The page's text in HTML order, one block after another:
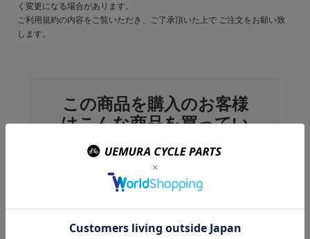
く変更になる場合があります。
ご利用規約の内容をご覧いただき、ご了承頂いた上で ご注文をお願い致
します。
この商品を購入のお客様
はこんな商品を買ってい
ます